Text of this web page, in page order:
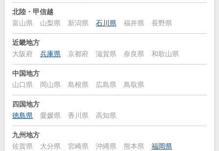
北陸・甲信越
富山県
山梨県 新潟県 石川県 福井県 長野県
近畿地方
大阪府
兵庫県 京都府 滋賀県 奈良県 和歌山県
中国地方
山口県
岡山県 島根県 広島県 鳥取県
四国地方
徳島県
愛媛県 香川県 高知県
九州地方
佐賀県
大分県 宮崎県 沖縄県 熊本県
福岡県